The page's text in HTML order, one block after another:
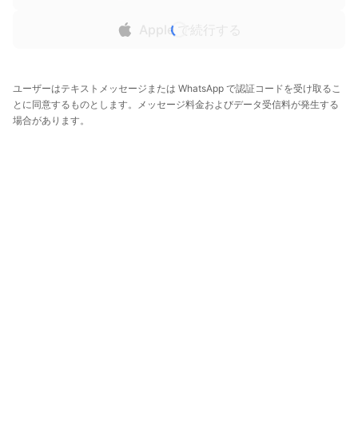
Apple で続行する
ユーザーはテキストメッセージまたは WhatsApp で認証コードを受け取るこ
とに同意するものとします。メッセージ料金およびデータ受信料が発生する
場合があります。